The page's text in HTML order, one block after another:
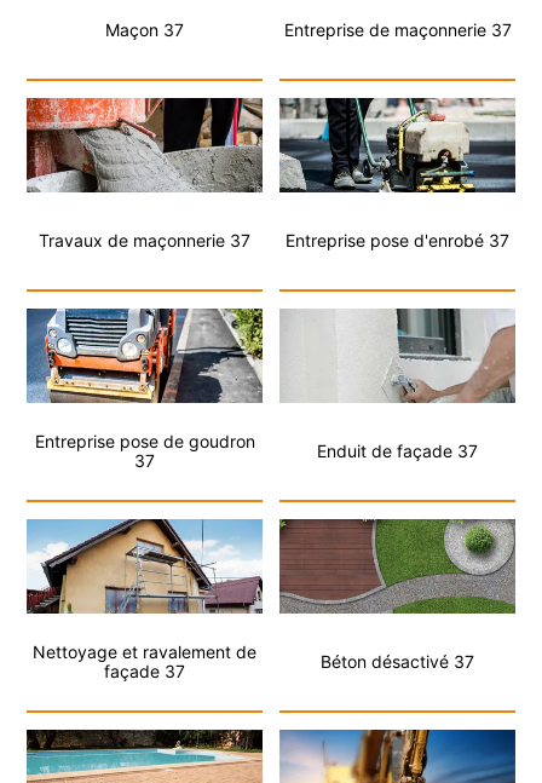
Maçon 37 Entreprise de maçonnerie 37
Travaux de maçonnerie 37 Entreprise pose d'enrobé 37
Entreprise pose de goudron
37
Enduit de façade 37
Nettoyage et ravalement de
façade 37
Béton désactivé 37